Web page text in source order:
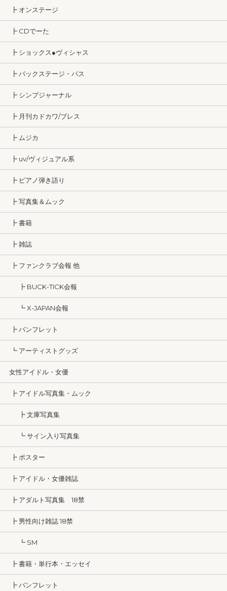
┣ オンステージ
┣ CDでーた
┣ ショックス●ヴィシャス
┣ バックステージ・パス
┣ シンプジャーナル
┣ 月刊カドカワ/ブレス
┣ ムジカ
┣ uv/ヴィジュアル系
┣ ピアノ弾き語り
┣ 写真集＆ムック
┣ 書籍
┣ 雑誌
┣ ファンクラブ会報 他
┣ BUCK-TICK会報
┗ X-JAPAN会報
┣ パンフレット
┗ アーティストグッズ
女性アイドル・女優
┣ アイドル写真集・ムック
┣ 文庫写真集
┗ サイン入り写真集
┣ ポスター
┣ アイドル・女優雑誌
┣ アダルト写真集 18禁
┣ 男性向け雑誌 18禁
┗ SM
┣ 書籍・単行本・エッセイ
┣ パンフレット